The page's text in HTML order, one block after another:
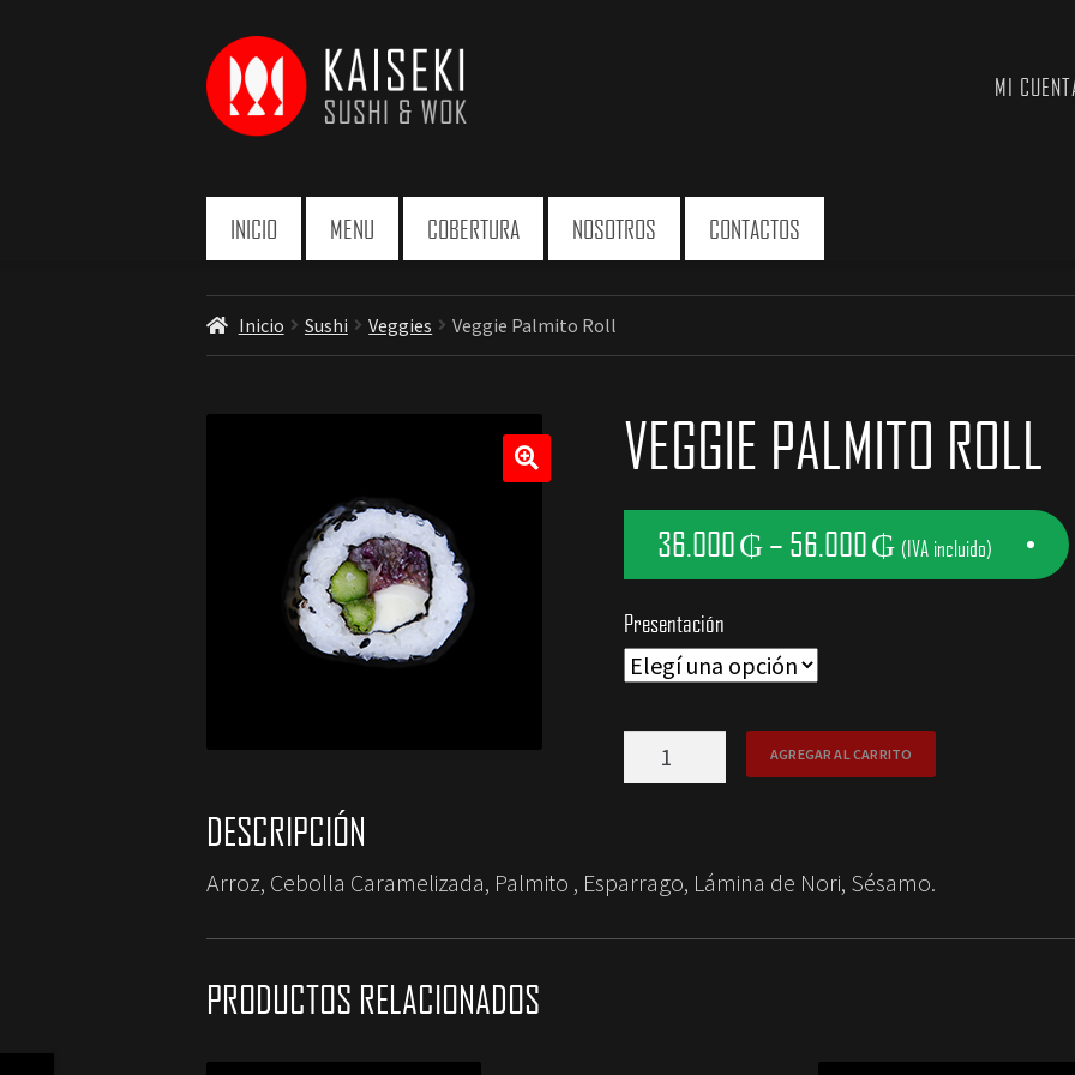
Ir
navegación
Ir
página
MI
INICIO MENU COBERTURA NOSOTROS CONTACTOS
Inicio Sushi Veggies Veggie Palmito Roll
VEGGIE PALMITO ROLL
36.000₲– 56.000₲ (IVA incluido)
Presentación
Veggie
Palmito
AGREGAR AL CARRITO
DESCRIPCIÓN
Arroz, Cebolla Caramelizada, Palmito , Esparrago, Lámina de Nori, Sésamo.
PRODUCTOS RELACIONADOS